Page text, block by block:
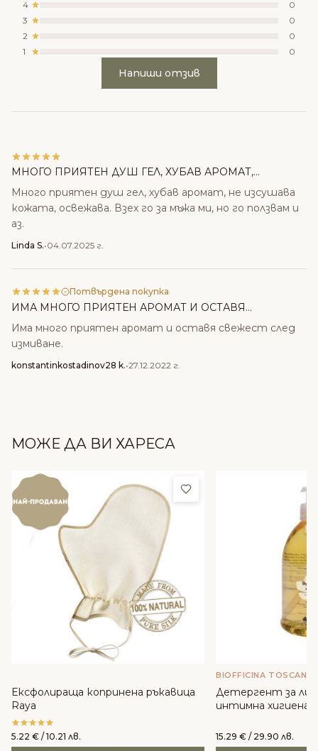
4
0
3
0
2
0
1
0
Напиши отзив
МНОГО ПРИЯТЕН ДУШ ГЕЛ, ХУБАВ АРОМАТ,...
Много приятен душ гел, хубав аромат, не изсушава
кожата, освежава. Взех го за мъжа ми, но го ползвам и
аз.
Linda S.•04.07.2025 г.
Потвърдена покупка
ИМА МНОГО ПРИЯТЕН АРОМАТ И ОСТАВЯ...
Има много приятен аромат и оставя свежест след
измиване.
konstantinkostadinov28 k.•27.12.2022 г.
МОЖЕ ДА ВИ ХАРЕСА
Добави в любими
Ексфолираща копринена ръкавица
Raya
5.22 € / 10.21 лв.
BIOFFICINA TOSCANA
Детергент за
интимна хигиена -
15.29 € / 29.90 лв.